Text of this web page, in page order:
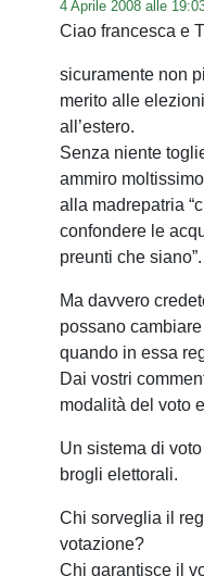
4 Aprile 2008 alle
Ciao francesca e
sicuramente non
merito alle
all’estero.
Senza niente
ammiro
alla madrepatria
confondere le
preunti che siano”.
Ma davvero
possano
quando in essa
Dai vostri
modalità del voto
Un sistema di
brogli elettorali.
Chi sorveglia il
votazione?
Chi garantisce il